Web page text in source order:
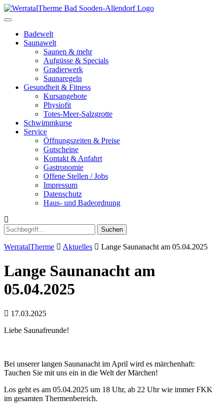
Toggle
navigationBadewelt
Saunawelt
Saunen & mehr
Aufgüsse & Specials
Gradierwerk
Saunaregeln
Gesundheit & Fitness
Kursangebote
Physiofit
Totes-Meer-Salzgrotte
Schwimmkurse
Service
Öffnungszeiten & Preise
Gutscheine
Kontakt & Anfahrt
Gastronomie
Offene Stellen / Jobs
Impressum
Datenschutz
Haus- und Badeordnung
Suchen
WerratalTherme Aktuelles Lange Saunanacht am 05.04.2025
Lange Saunanacht am
05.04.2025
17.03.2025
Liebe Saunafreunde!
Bei unserer langen Saunanacht im April wird es märchenhaft:
Tauchen Sie mit uns ein in die Welt der Märchen!
Los geht es am 05.04.2025 um 18 Uhr, ab 22 Uhr wie immer FKK
im gesamten Thermenbereich.